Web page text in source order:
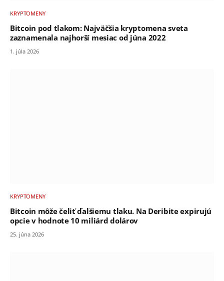
KRYPTOMENY
Bitcoin pod tlakom: Najväčšia kryptomena sveta
zaznamenala najhorší mesiac od júna 2022
1. júla 2026
KRYPTOMENY
Bitcoin môže čeliť ďalšiemu tlaku. Na Deribite expirujú
opcie v hodnote 10 miliárd dolárov
25. júna 2026